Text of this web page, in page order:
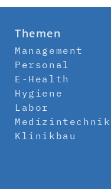
Themen
Management
Personal
E-Health
Hygiene
Labor
Medizintechnik
Klinikbau